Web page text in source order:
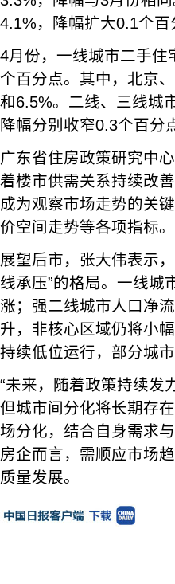
4.1%，降幅扩大0.1个百
4月份，一线城市二手住
个百分点。其中，北京
和6.5%。二线、三线城
降幅分别收窄0.3个百分
广东省住房政策研究中
着楼市供需关系持续改
成为观察市场走势的关
价空间走势等各项指标。
展望后市，张大伟表示
线承压”的格局。一线城
涨；强二线城市人口净
升，非核心区域仍将小
持续低位运行，部分城
“未来，随着政策持续发
但城市间分化将长期存
场分化，结合自身需求
房企而言，需顺应市场
质量发展。